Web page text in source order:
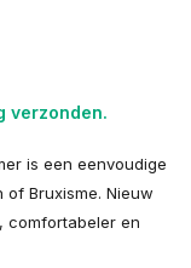
verzonden.
is een eenvoudige
Bruxisme. Nieuw
comfortabeler en